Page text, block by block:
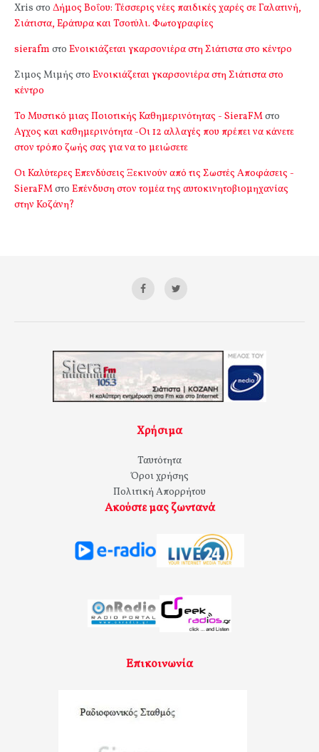
Xris στο Δήμος Βοΐου: Τέσσερις νέες παιδικές χαρές σε Γαλατινή,
Σιάτιστα, Εράτυρα και Τσοτύλι. Φωτογραφίες
sierafm στο Ενοικιάζεται γκαρσονιέρα στη Σιάτιστα στο κέντρο
Σιμος Μιμής στο Ενοικιάζεται γκαρσονιέρα στη Σιάτιστα στο
κέντρο
Το Μυστικό μιας Ποιοτικής Καθημερινότητας - SieraFMστο
Αγχος και καθημερινότητα -Οι 12 αλλαγές που πρέπει να κάνετε
στον τρόπο ζωής σας για να το μειώσετε
Οι Καλύτερες Επενδύσεις Ξεκινούν από τις Σωστές Αποφάσεις -
SieraFMστο Επένδυση στον τομέα της αυτοκινητοβιομηχανίας
στην Κοζάνη?
Χρήσιμα
Ταυτότητα
Όροι χρήσης
Πολιτική Απορρήτου
Ακούστε μας ζωντανά
Επικοινωνία